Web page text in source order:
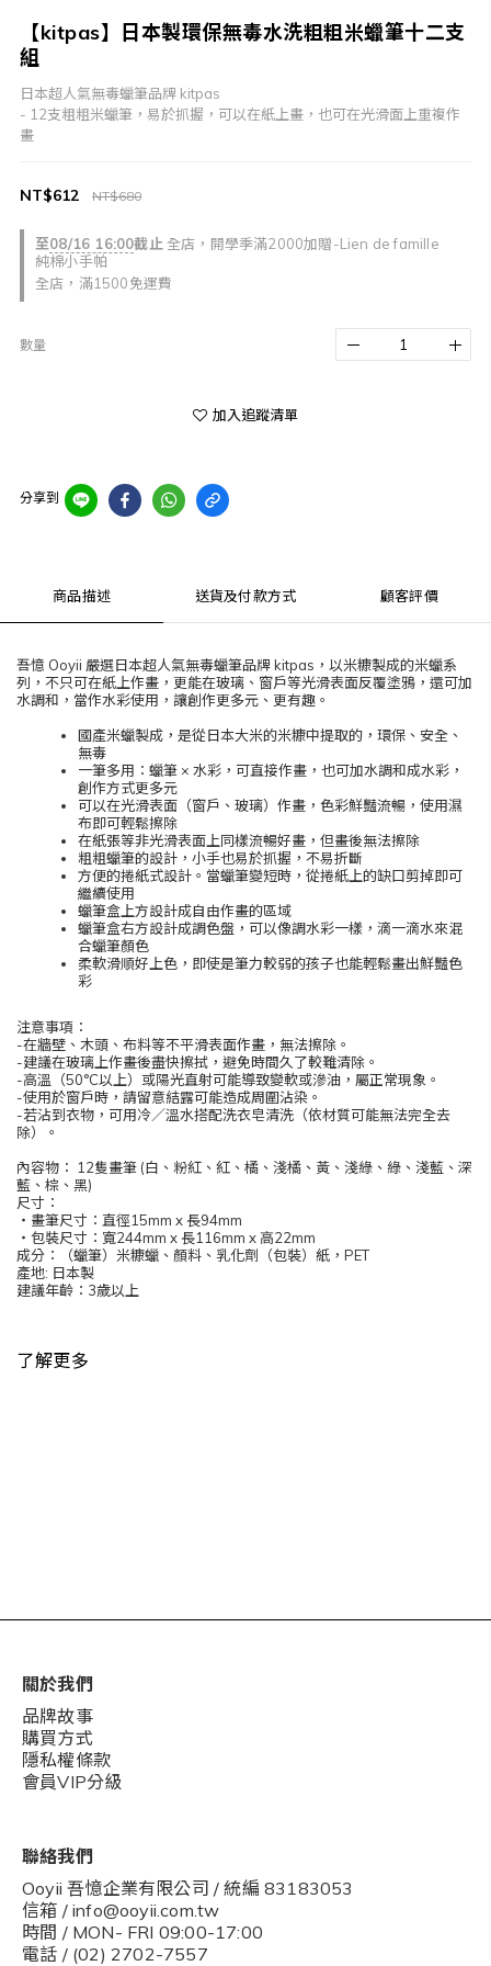
【kitpas】日本製環保無毒水洗粗粗米蠟筆十二支
組
日本超人氣無毒蠟筆品牌 kitpas
- 12支粗粗米蠟筆，易於抓握，可以在紙上畫，也可在光滑面上重複作
畫
至08/16 16:00截止 全店，開學季滿2000加贈-Lien de famille
純棉小手帕
全店，滿1500免運費
NT$680
NT$612
數量
加入追蹤清單
分享到
商品描述 送貨及付款方式 顧客評價
吾憶 Ooyii 嚴選日本超人氣無毒蠟筆品牌 kitpas，以米糠製成的米蠟系
列，不只可在紙上作畫，更能在玻璃、窗戶等光滑表面反覆塗鴉，還可加
水調和，當作水彩使用，讓創作更多元、更有趣。
國產米蠟製成，是從日本大米的米糠中提取的，環保、安全、
無毒
一筆多用：蠟筆 × 水彩，可直接作畫，也可加水調和成水彩，
創作方式更多元
可以在光滑表面（窗戶、玻璃）作畫，色彩鮮豔流暢，使用濕
布即可輕鬆擦除
在紙張等非光滑表面上同樣流暢好畫，但畫後無法擦除
粗粗蠟筆的設計，小手也易於抓握，不易折斷
方便的捲紙式設計。當蠟筆變短時，從捲紙上的缺口剪掉即可
繼續使用
蠟筆盒上方設計成自由作畫的區域
蠟筆盒右方設計成調色盤，可以像調水彩一樣，滴一滴水來混
合蠟筆顏色
柔軟滑順好上色，即使是筆力較弱的孩子也能輕鬆畫出鮮豔色
彩
注意事項：
-在牆壁、木頭、布料等不平滑表面作畫，無法擦除。
-建議在玻璃上作畫後盡快擦拭，避免時間久了較難清除。
-高溫（50°C以上）或陽光直射可能導致變軟或滲油，屬正常現象。
-使用於窗戶時，請留意結露可能造成周圍沾染。
-若沾到衣物，可用冷／溫水搭配洗衣皂清洗（依材質可能無法完全去
除）。
內容物： 12隻畫筆 (白、粉紅、紅、橘、淺橘、黃、淺綠、綠、淺藍、深
藍、棕、黑)
尺寸：
・畫筆尺寸：直徑15mm x 長94mm
・包裝尺寸：寬244mm x 長116mm x 高22mm
成分：（蠟筆）米糠蠟、顏料、乳化劑（包裝）紙，PET
產地: 日本製
建議年齡：3歲以上
了解更多
關於我們
品牌故事
購買方式
隱私權條款
會員VIP分級
聯絡我們
Ooyii 吾憶企業有限公司 / 統編 83183053
信箱 / info@ooyii.com.tw
時間 / MON- FRI 09:00-17:00
電話 / (02) 2702-7557